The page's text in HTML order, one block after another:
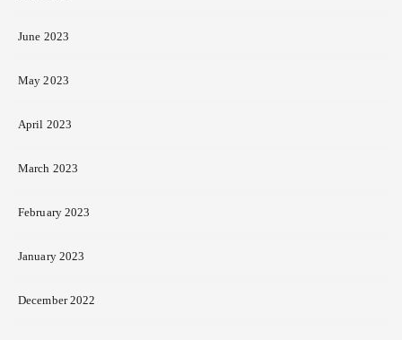
June 2023
May 2023
April 2023
March 2023
February 2023
January 2023
December 2022